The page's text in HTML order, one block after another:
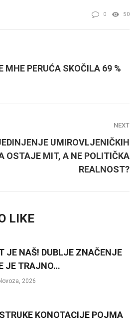
0 50
MHE PERUĆA SKOČILA 69 %
NEXT
UMIROVLJENIČKIH
OSTAJE MIT, A NE POLITIČKA
REALNOST?
LIKE
JE NAŠ! DUBLJE ZNAČENJE
JE TRAJNO…
2026
KONOTACIJE POJMA